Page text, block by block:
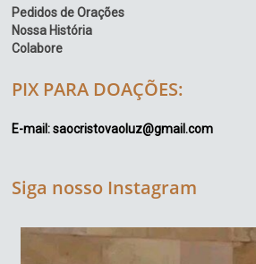
Pedidos de Orações
Nossa História
Colabore
PIX PARA DOAÇÕES:
E-mail: saocristovaoluz@gmail.com
Siga nosso Instagram